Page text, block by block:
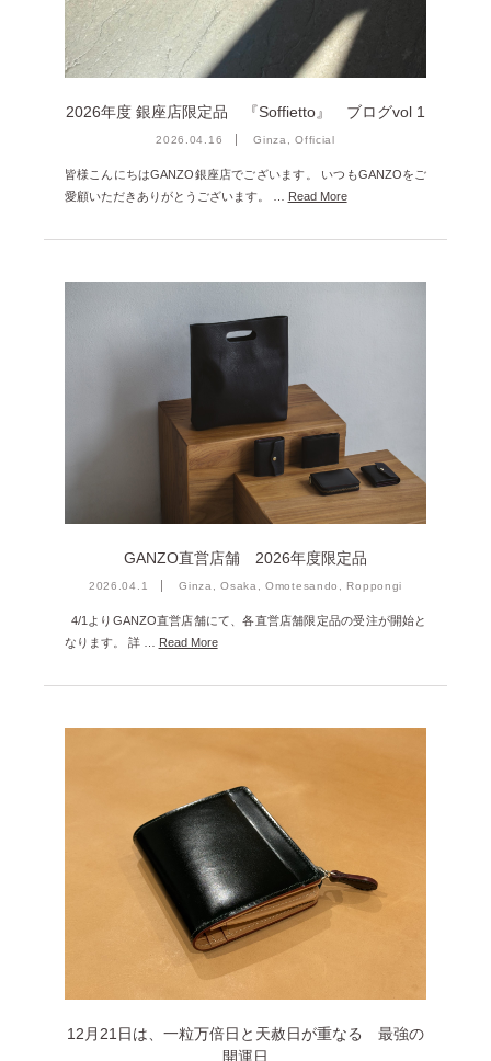
2018年5月 [1]
2026年度 銀座店限定品 『Soffietto』 ブログvol 1
2026.04.16 Ginza, Official
皆様こんにちはGANZO銀座店でございます。 いつもGANZOをご
愛顧いただきありがとうございます。 …
Read More
GANZO直営店舗 2026年度限定品
2026.04.1 Ginza, Osaka, Omotesando, Roppongi
4/1よりGANZO直営店舗にて、各直営店舗限定品の受注が開始と
なります。 詳 …
Read More
12月21日は、一粒万倍日と天赦日が重なる 最強の
開運日